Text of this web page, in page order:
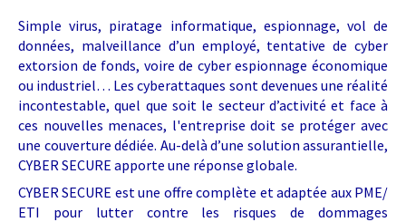
Simple virus, piratage informatique, espionnage, vol de
données, malveillance d’un employé, tentative de cyber
extorsion de fonds, voire de cyber espionnage économique
ou industriel… Les cyberattaques sont devenues une réalité
incontestable, quel que soit le secteur d’activité et face à
ces nouvelles menaces, l'entreprise doit se protéger avec
une couverture dédiée. Au-delà d’une solution assurantielle,
CYBER SECURE apporte une réponse globale.
CYBER SECURE est une offre complète et adaptée aux PME/
ETI pour lutter contre les risques de dommages